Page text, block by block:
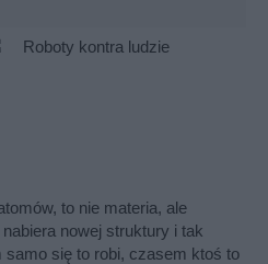
to nie materia, ale
nowej struktury i tak
się to robi, czasem ktoś to